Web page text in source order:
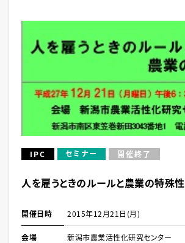
IPC セミナー 開催終了
人を雇うときのルールと農業の特殊性
開催日時 2015年12月21日(月)
会場 新潟市農業活性化研究センター